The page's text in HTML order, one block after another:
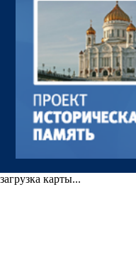
загрузка карты...